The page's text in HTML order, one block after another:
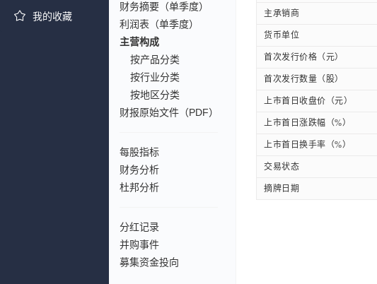
我的收藏
财务摘要（单季度）
利润表（单季度）
主营构成
按产品分类
按行业分类
按地区分类
财报原始文件（PDF）
每股指标
财务分析
杜邦分析
分红记录
并购事件
募集资金投向
主承销商
货币单位
首次发行价格（元）
首次发行数量（股）
上市首日收盘价（元）
上市首日涨跌幅（%）
上市首日换手率（%）
交易状态
摘牌日期